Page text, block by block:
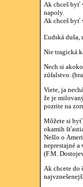
Ak chceš byť
napoly.
Ak chceš byť
Ľudská duša,
Nie tragická
Nech si
zúfalstvo.
Viete, ja
že je
pozrite na
Môžete si
okamih
Nešlo o
neprestajné a
(F.M.
Ak chcete do